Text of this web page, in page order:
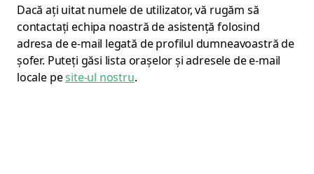
Dacă ați uitat numele de utilizator, vă rugăm să
contactați echipa noastră de asistență folosind
adresa de e-mail legată de profilul dumneavoastră de
șofer. Puteți găsi lista orașelor și adresele de e-mail
locale pesite-ul nostru.